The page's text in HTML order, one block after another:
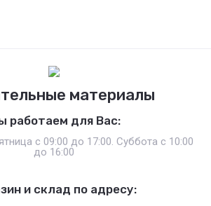
материалы
работаем для Вас:
с 09:00 до 17:00. Суббота с 10:00
до 16:00
и склад по адресу: